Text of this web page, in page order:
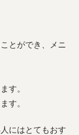
とができ、メニ
す。
す。
にはとてもおす